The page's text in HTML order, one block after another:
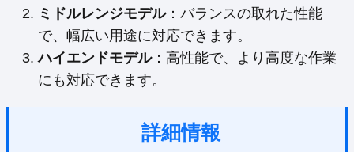
ミドルレンジモデル：バランスの取れた性能
で、幅広い用途に対応できます。
ハイエンドモデル：高性能で、より高度な作業
にも対応できます。
詳細情報